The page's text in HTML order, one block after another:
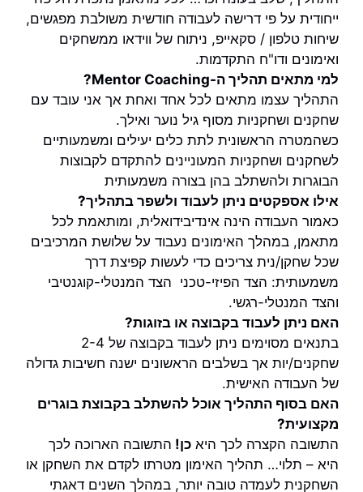
ייחודית על פי דרישה לעבודה חודשית משולבת מפגשים,
שיחות טלפון / סקאייפ, ניתוח של ווידאו ממשחקים
ואימונים ודו"ח התקדמות.
למי מתאים תהליך ה-Mentor Coaching?
התהליך עצמו מתאים לכל אחד ואחת אך אני עובד עם
שחקנים ושחקניות מסוף גיל נוער ואילך.
כשהמטרה הראשונית לתת כלים יעילים ומשמעותיים
לשחקנים ושחקניות המעוניינים להתקדם לקבוצות
הבוגרות ולהשתלב בהן בצורה משמעותית
אילו אספקטים ניתן לעבוד ולשפר בתהליך?
כאמור העבודה הינה אינדיבידואלית, ומותאמת לכל
מתאמן, במהלך האימונים נעבוד על שלושת המרכיבים
שכל שחקן/נית צריכים כדי לעשות קפיצת דרך
משמעותית: הצד הפיזי-טכני הצד המנטלי-קוגנטיבי
והצד המנטלי-רגשי.
האם ניתן לעבוד בקבוצה או בזוגות?
בתנאים מסוימים ניתן לעבוד בקבוצה של 2-4
שחקנים/יות אך בשלבים הראשונים ישנה חשיבות גדולה
של העבודה האישית.
האם בסוף התהליך אוכל להשתלב בקבוצת בוגרים
מקצועית?
התשובה הקצרה לכך היא כן! התשובה הארוכה לכך
היא – תלוי… תהליך האימון מטרתו לקדם את השחקן או
השחקנית לעמדה טובה יותר, במהלך השנים דאגתי